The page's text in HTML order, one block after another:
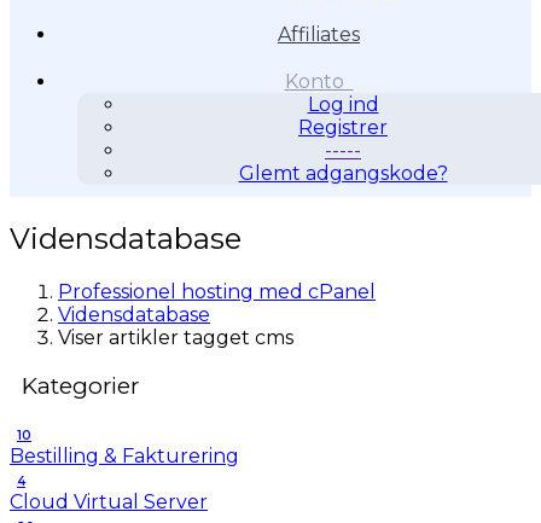
Affiliates
Konto
Log ind
Registrer
-----
Glemt adgangskode?
Vidensdatabase
Professionel hosting med cPanel
Vidensdatabase
Viser artikler tagget cms
Kategorier
10
Bestilling & Fakturering
4
Cloud Virtual Server